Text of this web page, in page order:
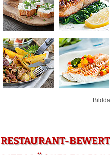
RESTAURANT-